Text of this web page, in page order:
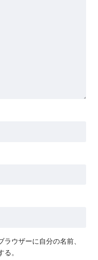
ウザーに自分の名前、
。